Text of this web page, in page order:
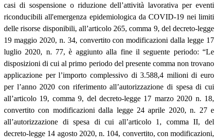
casi di sospensione o riduzione dell’attività lavorativa per eventi
riconducibili all'emergenza epidemiologica da COVID-19 nei limiti
delle risorse disponibili, all’articolo 265, comma 9, del decreto-legge
19 maggio 2020, n. 34, convertito con modificazioni dalla legge 17
luglio 2020, n. 77, è aggiunto alla fine il seguente periodo: “Le
disposizioni di cui al primo periodo del presente comma non trovano
applicazione per l’importo complessivo di 3.588,4 milioni di euro
per l’anno 2020 con riferimento all’autorizzazione di spesa di cui
all’articolo 19, comma 9, del decreto-legge 17 marzo 2020 n. 18,
convertito con modificazioni dalla legge 24 aprile 2020, n. 27 e
all’autorizzazione di spesa di cui all’articolo 1, comma II, del
decreto-legge 14 agosto 2020, n. 104, convertito, con modificazioni,